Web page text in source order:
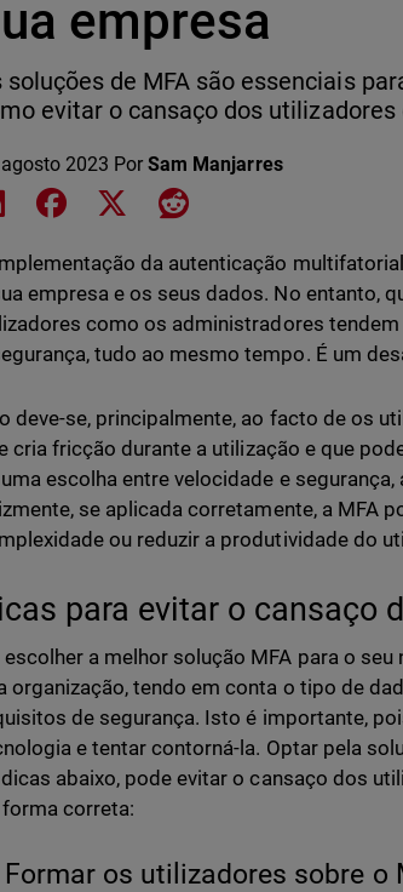
empresa
soluções de MFA são essenciais
evitar o cansaço dos utilizadores
2023 PorSam Manjarres
Share on LinkedIn
Share on Facebook
Share on XShare on Reddit
da autenticação
empresa e os seus dados. No entanto,
como os administradores
tudo ao mesmo tempo. É um
deve-se, principalmente, ao facto de os
cria fricção durante a utilização e que
uma escolha entre velocidade e
se aplicada corretamente, a MFA
ou reduzir a produtividade do
para evitar o cansaço
escolher a melhor solução MFA para o
organização, tendo em conta o tipo de
de segurança. Isto é importante,
e tentar contorná-la. Optar pela
abaixo, pode evitar o cansaço dos
correta:
Formar os utilizadores sobre o